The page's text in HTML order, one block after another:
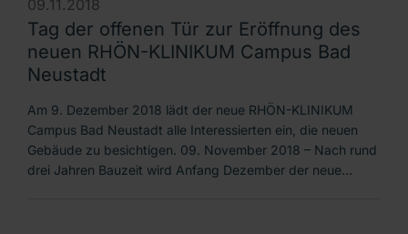
09.11.2018
Tag der offenen Tür zur Eröffnung des
neuen RHÖN-KLINIKUM Campus Bad
Neustadt
Am 9. Dezember 2018 lädt der neue RHÖN-KLINIKUM
Campus Bad Neustadt alle Interessierten ein, die neuen
Gebäude zu besichtigen. 09. November 2018 – Nach rund
drei Jahren Bauzeit wird Anfang Dezember der neue…